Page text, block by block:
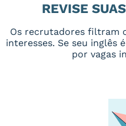
REVISE
Os recrutadores filtram
interesses. Se seu inglês
por vagas